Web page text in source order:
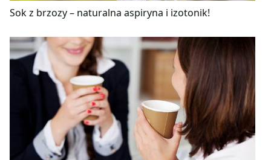
Sok z brzozy – naturalna aspiryna i izotonik!